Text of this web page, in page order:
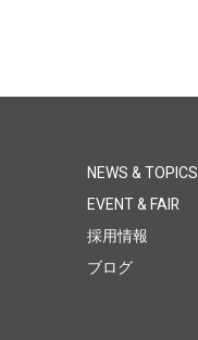
NEWS & TOPICS
EVENT & FAIR
採用情報
ブログ